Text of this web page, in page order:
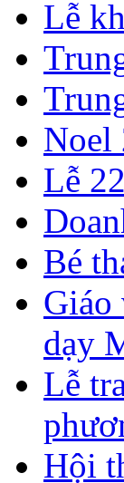
Lễ
Noel
Lễ
Bé
Giáo
dạy
Lễ
Hội